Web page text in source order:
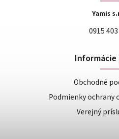
Yamis
0915
Informácie
Obchodné
Podmienky ochrany
Verejný